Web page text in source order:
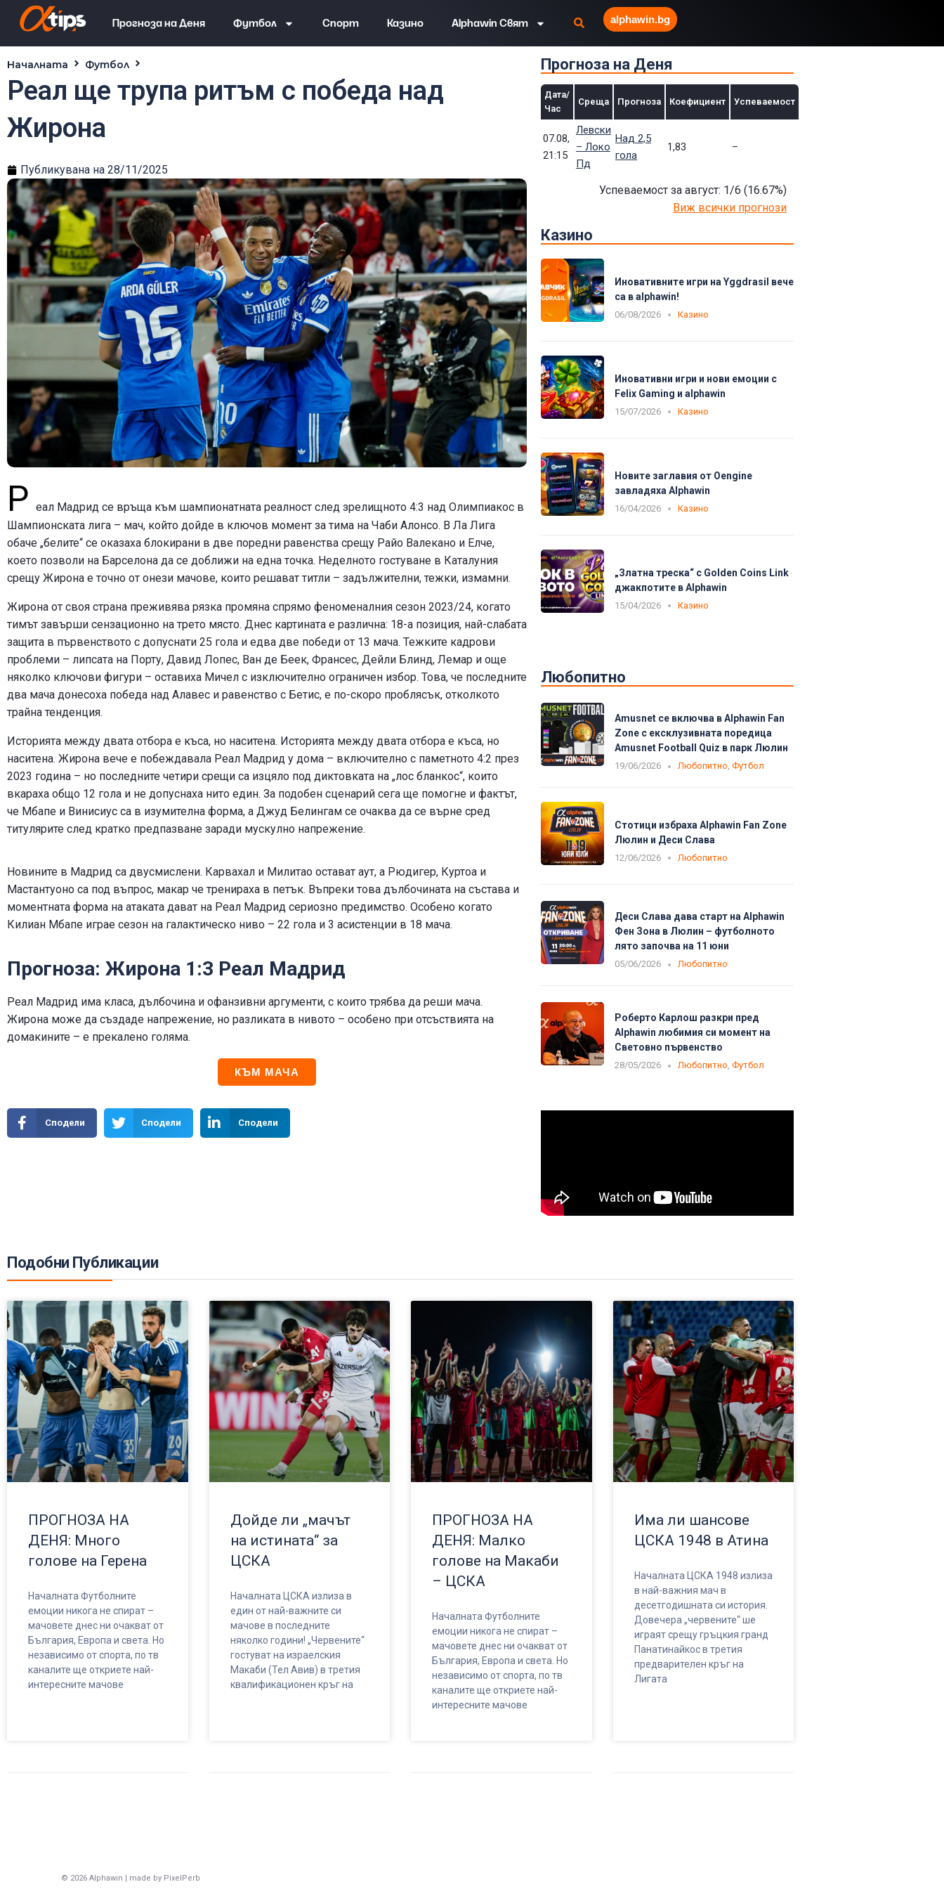
alphawin.bg
Прогноза на Деня Футбол Спорт Казино Alphawin Свят
Началната Футбол
Реал ще трупа ритъм с победа над
Жирона
Публикувана на 28/11/2025
Р еал Мадрид се връща към шампионатната реалност след зрелищното 4:3 над Олимпиакос в
Шампионската лига – мач, който дойде в ключов момент за тима на Чаби Алонсо. В Ла Лига
обаче „белите“ се оказаха блокирани в две поредни равенства срещу Райо Валекано и Елче,
което позволи на Барселона да се доближи на една точка. Неделното гостуване в Каталуния
срещу Жирона е точно от онези мачове, които решават титли – задължителни, тежки, измамни.
Жирона от своя страна преживява рязка промяна спрямо феноменалния сезон 2023/24, когато
тимът завърши сензационно на трето място. Днес картината е различна: 18-а позиция, най-слабата
защита в първенството с допуснати 25 гола и едва две победи от 13 мача. Тежките кадрови
проблеми – липсата на Порту, Давид Лопес, Ван де Беек, Франсес, Дейли Блинд, Лемар и още
няколко ключови фигури – оставиха Мичел с изключително ограничен избор. Това, че последните
два мача донесоха победа над Алавес и равенство с Бетис, е по-скоро проблясък, отколкото
трайна тенденция.
Историята между двата отбора е къса, но наситена. Историята между двата отбора е къса, но
наситена. Жирона вече е побеждавала Реал Мадрид у дома – включително с паметното 4:2 през
2023 година – но последните четири срещи са изцяло под диктовката на „лос бланкос“, които
вкараха общо 12 гола и не допуснаха нито един. За подобен сценарий сега ще помогне и фактът,
че Мбапе и Винисиус са в изумителна форма, а Джуд Белингам се очаква да се върне сред
титулярите след кратко предпазване заради мускулно напрежение.
Новините в Мадрид са двусмислени. Карвахал и Милитао остават аут, а Рюдигер, Куртоа и
Мастантуоно са под въпрос, макар че тренираха в петък. Въпреки това дълбочината на състава и
моментната форма на атаката дават на Реал Мадрид сериозно предимство. Особено когато
Килиан Мбапе играе сезон на галактическо ниво – 22 гола и 3 асистенции в 18 мача.
Прогноза: Жирона 1:3 Реал Мадрид
Реал Мадрид има класа, дълбочина и офанзивни аргументи, с които трябва да реши мача.
Жирона може да създаде напрежение, но разликата в нивото – особено при отсъствията на
домакините – е прекалено голяма.
КЪМ МАЧА
Сподели Сподели Сподели
Прогноза на Деня
Дата/
Час
Среща Прогноза Коефициент Успеваемост
07.08,
21:15
Левски
– Локо
Пд
Над 2,5
гола
1,83 –
Успеваемост за август: 1/6 (16.67%)
Виж всички прогнози
Казино
Иновативните игри на Yggdrasil вече
са в alphawin!
06/08/2026 Казино
Иновативни игри и нови емоции с
Felix Gaming и alphawin
15/07/2026 Казино
Новите заглавия от Oengine
завладяха Alphawin
16/04/2026 Казино
„Златна треска“ с Golden Coins Link
джакпотите в Alphawin
15/04/2026 Казино
Любопитно
Amusnet се включва в Alphawin Fan
Zone с ексклузивната поредица
Amusnet Football Quiz в парк Люлин
19/06/2026 Любопитно, Футбол
Стотици избраха Alphawin Fan Zone
Люлин и Деси Слава
12/06/2026 Любопитно
Деси Слава дава старт на Alphawin
Фен Зона в Люлин – футболното
лято започва на 11 юни
05/06/2026 Любопитно
Роберто Карлош разкри пред
Alphawin любимия си момент на
Световно първенство
28/05/2026 Любопитно, Футбол
Подобни Публикации
ПРОГНОЗА НА
ДЕНЯ: Много
голове на Герена
Началната Футболните
емоции никога не спират –
мачовете днес ни очакват от
България, Европа и света. Но
независимо от спорта, по тв
каналите ще откриете най-
интересните мачове
Дойде ли „мачът
на истината“ за
ЦСКА
Началната ЦСКА излиза в
един от най-важните си
мачове в последните
няколко години! „Червените“
гостуват на израелския
Макаби (Тел Авив) в третия
квалификационен кръг на
ПРОГНОЗА НА
ДЕНЯ: Малко
голове на Макаби
– ЦСКА
Началната Футболните
емоции никога не спират –
мачовете днес ни очакват от
България, Европа и света. Но
независимо от спорта, по тв
каналите ще откриете най-
интересните мачове
Има ли шансове
ЦСКА 1948 в Атина
Началната ЦСКА 1948 излиза
в най-важния мач в
десетгодишната си история.
Довечера „червените“ ше
играят срещу гръцкия гранд
Панатинайкос в третия
предварителен кръг на
Лигата
© 2026 Alphawin | made by PixelPerb